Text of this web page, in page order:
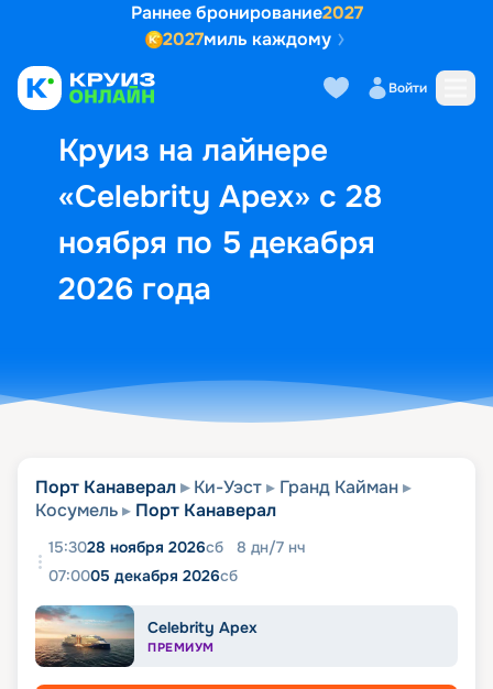
Раннее бронирование2027
2027миль каждому
Войти
Круиз на лайнере
«Celebrity Apex» с 28
ноября по 5 декабря
2026 года
Выбор кают Маршрут и
Порт Канаверал Ки-Уэст
Гранд Кайман
Косумель
Порт Канаверал
15:3028 ноября 2026сб 8 дн/7 нч
07:0005 декабря 2026сб
Celebrity Apex
ПРЕМИУМ